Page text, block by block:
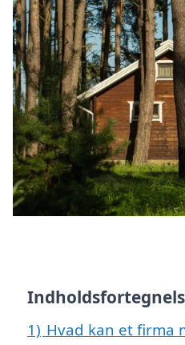
1) Hvad kan et firma